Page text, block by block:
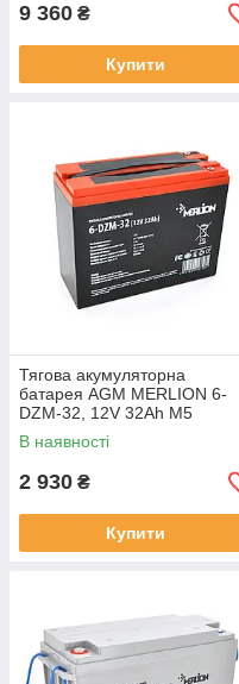
9 360 ₴
Купити
Тягова акумуляторна
батарея AGM MERLION 6-
DZM-32, 12V 32Ah M5
(218x95x175мм), 9,5 кг. Q2
В наявності
2 930 ₴
Купити